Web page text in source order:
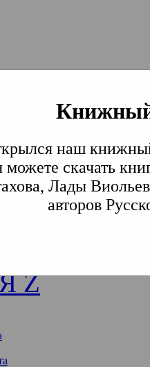
наш
можете скачать
Лады
авторов
СВА
Z